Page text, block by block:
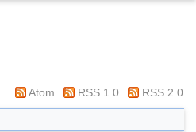
Atom RSS 1.0 RSS 2.0